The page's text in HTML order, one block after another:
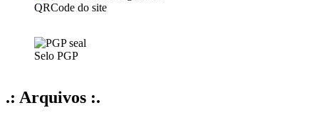
QRCode do site
Selo PGP
.: Arquivos :.